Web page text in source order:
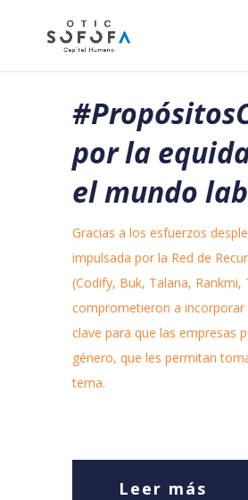
por la
el mundo
Gracias a los esfuerzos
impulsada por la Red de
(Codify, Buk, Talana,
comprometieron a
clave para que las empresas
género, que les permitan
tema.
Leer más